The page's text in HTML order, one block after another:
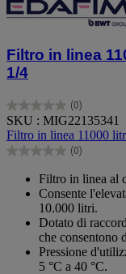
Filtro in linea
1/4
(0)
0.0
su
5
stelle.
SKU : MIG22135341
Filtro in linea 11000
(0)
0.0
stelle.
Filtro in linea al
Consente
10.000 litri.
Dotato di
che consentono
Pressione
5 °C a 40 °C.